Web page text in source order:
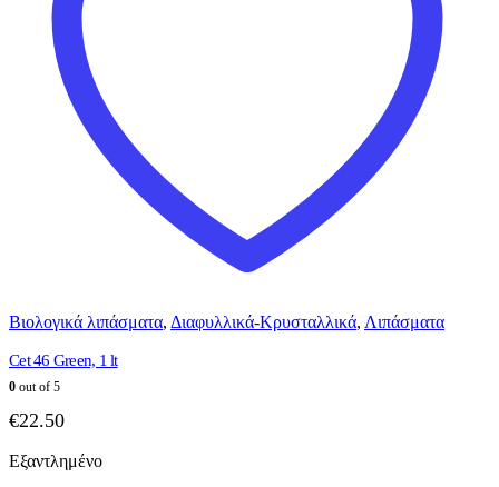
Βιολογικά λιπάσματα, Διαφυλλικά-Κρυσταλλικά, Λιπάσματα
Cet 46 Green, 1 lt
0 out of 5
€22.50
Εξαντλημένο